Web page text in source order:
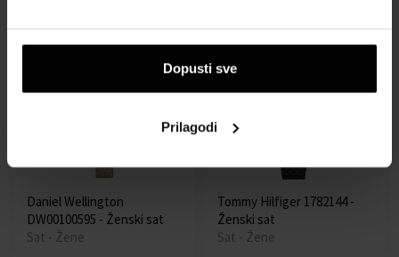
Dopusti sve
Prilagodi
79,00 € 135,00 €
Daniel Wellington
DW00100595 - Ženski sat
Sat - Žene
Tommy Hilfiger 1782144 -
Ženski sat
Sat - Žene